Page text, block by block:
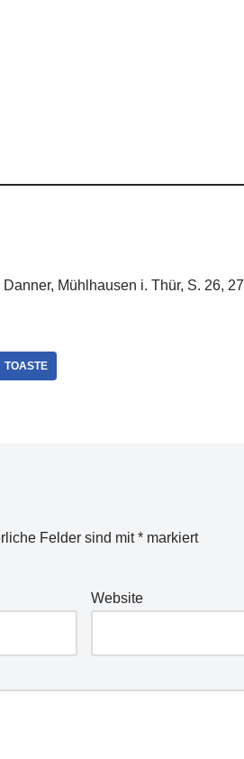
Mühlhausen i. Thür, S. 26, 27
TOASTE
Felder sind mit* markiert
Website